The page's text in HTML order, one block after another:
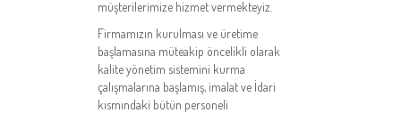
müşterilerimize hizmet vermekteyiz.
Firmamızın kurulması ve üretime
başlamasına müteakip öncelikli olarak
kalite yönetim sistemini kurma
çalışmalarına başlamış, imalat ve İdari
kısmındaki bütün personeli